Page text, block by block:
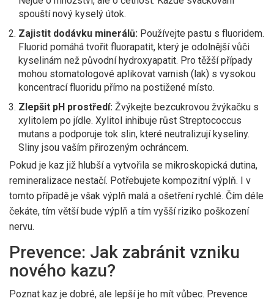
spouští nový kyselý útok.
Zajistit dodávku minerálů: Používejte pastu s fluoridem.
Fluorid pomáhá tvořit fluorapatit, který je odolnější vůči
kyselinám než původní hydroxyapatit. Pro těžší případy
mohou stomatologové aplikovat varnish (lak) s vysokou
koncentrací fluoridu přímo na postižené místo.
Zlepšit pH prostředí: Žvýkejte bezcukrovou žvýkačku s
xylitolem po jídle. Xylitol inhibuje růst Streptococcus
mutans a podporuje tok slin, které neutralizují kyseliny.
Sliny jsou vaším přirozeným ochráncem.
Pokud je kaz již hlubší a vytvořila se mikroskopická dutina,
remineralizace nestačí. Potřebujete kompozitní výplň. I v
tomto případě je však výplň malá a ošetření rychlé. Čím déle
čekáte, tím větší bude výplň a tím vyšší riziko poškození
nervu.
Prevence: Jak zabránit vzniku
nového kazu?
Poznat kaz je dobré, ale lepší je ho mít vůbec. Prevence